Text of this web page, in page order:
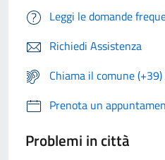
Leggi le domande
Richiedi Assistenza
Chiama il comune
Prenota un
Problemi in città